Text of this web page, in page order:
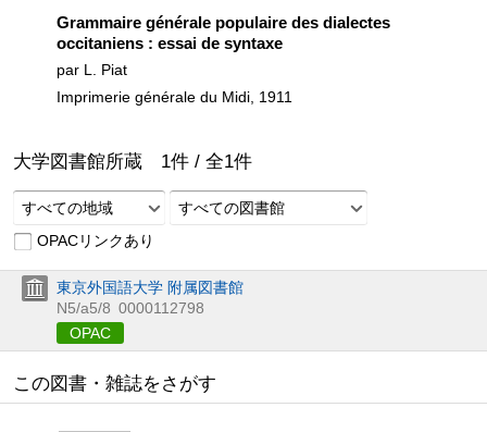
Grammaire générale populaire des dialectes
occitaniens : essai de syntaxe
par L. Piat
Imprimerie générale du Midi, 1911
大学図書館所蔵 1件 / 全1件
すべての地域
すべての図書館
OPACリンクあり
東京外国語大学 附属図書館
N5/a5/8 0000112798
OPAC
この図書・雑誌をさがす